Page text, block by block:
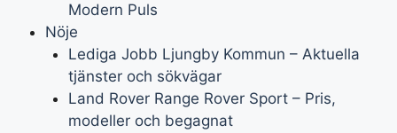
Modern Puls
Nöje
Lediga Jobb Ljungby Kommun – Aktuella
tjänster och sökvägar
Land Rover Range Rover Sport – Pris,
modeller och begagnat